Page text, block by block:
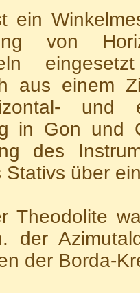
ein
von
aus einem
und
in Gon und
des
Stativs über
Theodolite
der
der Borda-